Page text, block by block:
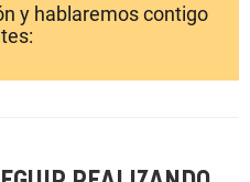
y hablaremos contigo